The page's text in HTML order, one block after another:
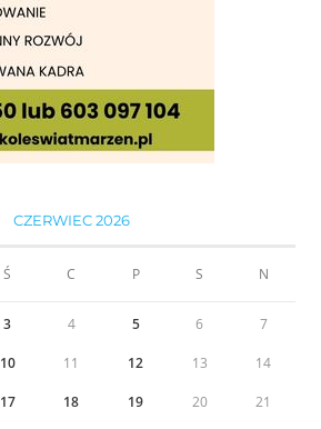
CZERWIEC 2026
Ś C P S N
3 4 5 6 7
10 11 12 13 14
17 18 19 20 21